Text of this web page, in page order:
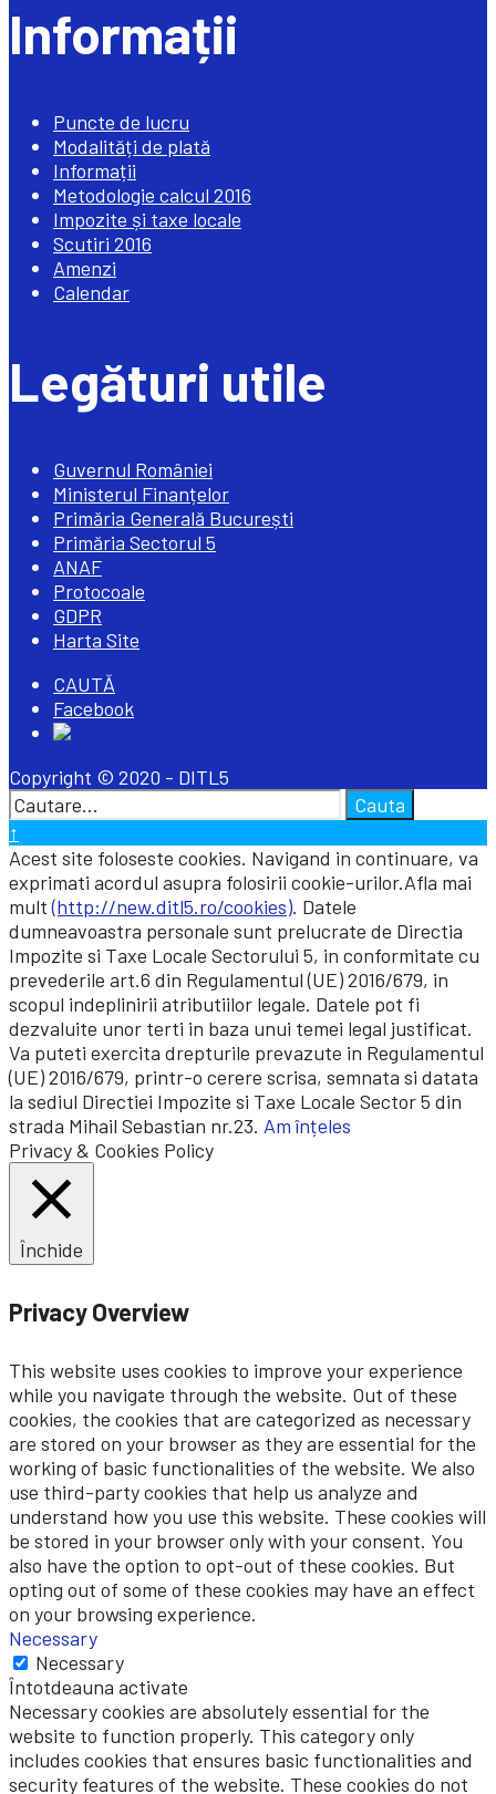
Informații
Puncte de lucru
Modalități de plată
Informații
Metodologie calcul 2016
Impozite și taxe locale
Scutiri 2016
Amenzi
Calendar
Legături utile
Guvernul României
Ministerul Finanțelor
Primăria Generală București
Primăria Sectorul 5
ANAF
Protocoale
GDPR
Harta Site
CAUTĂ
Search
Facebook
Copyright © 2020 - DITL5
Search
for:
Cauta
Close
Search
Window
↑
Acest site foloseste cookies. Navigand in continuare, va
exprimati acordul asupra folosirii cookie-urilor.Afla mai
mult(http://new.ditl5.ro/cookies). Datele
dumneavoastra personale sunt prelucrate de Directia
Impozite si Taxe Locale Sectorului 5, in conformitate cu
prevederile art.6 din Regulamentul (UE) 2016/679, in
scopul indeplinirii atributiilor legale. Datele pot fi
dezvaluite unor terti in baza unui temei legal justificat.
Va puteti exercita drepturile prevazute in Regulamentul
(UE) 2016/679, printr-o cerere scrisa, semnata si datata
la sediul Directiei Impozite si Taxe Locale Sector 5 din
strada Mihail Sebastian nr.23. Am înțeles
Privacy & Cookies Policy
Închide
Privacy Overview
This website uses cookies to improve your experience
while you navigate through the website. Out of these
cookies, the cookies that are categorized as necessary
are stored on your browser as they are essential for the
working of basic functionalities of the website. We also
use third-party cookies that help us analyze and
understand how you use this website. These cookies will
be stored in your browser only with your consent. You
also have the option to opt-out of these cookies. But
opting out of some of these cookies may have an effect
on your browsing experience.
Necessary
Necessary
Întotdeauna activate
Necessary cookies are absolutely essential for the
website to function properly. This category only
includes cookies that ensures basic functionalities and
security features of the website. These cookies do not